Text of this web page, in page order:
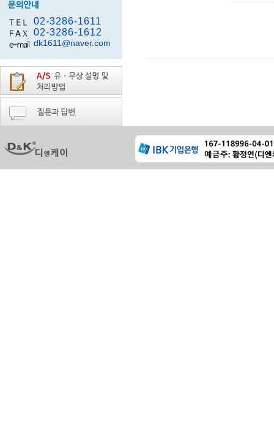
02-3286-1611
02-3286-1612
dk1611@naver.com